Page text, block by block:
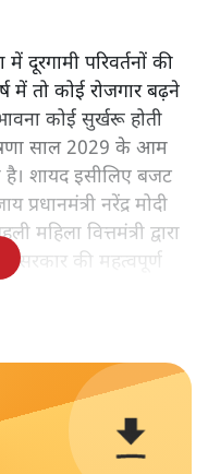
दूरगामी परिवर्तनों की
में तो कोई रोजगार बढ़ने
कोई सुर्खरू होती
साल 2029 के आम
है। शायद इसीलिए बजट
नरेंद्र मोदी
महिला वित्तमंत्री द्वारा
सरकार की महत्वपूर्ण